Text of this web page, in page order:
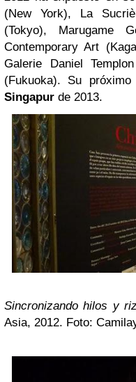
(New York), La
(Tokyo), Marugame
Contemporary Art
Galerie Daniel
(Fukuoka). Su
Singapur de 2013.
Sincronizando hilos y
Asia, 2012. Foto: